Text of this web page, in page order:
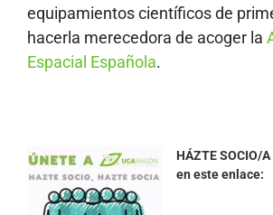
equipamientos científicos de
hacerla merecedora de acoger la
Espacial Española.
HÁZTE SOCIO/A
en este enlace: